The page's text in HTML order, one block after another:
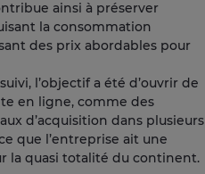
ainsi à préserver
la consommation
des prix abordables pour
l’objectif a été d’ouvrir de
en ligne, comme des
d’acquisition dans plusieurs
que l’entreprise ait une
la quasi totalité du continent.